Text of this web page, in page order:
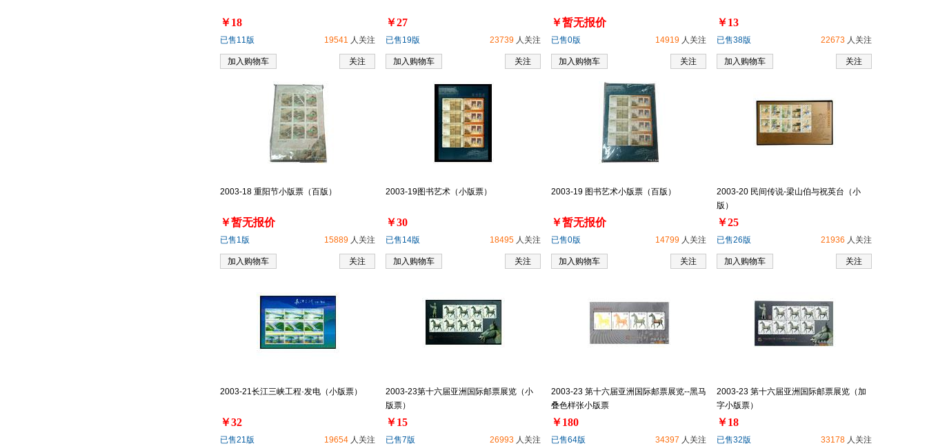
￥18
19541 人关注
已售11版
关注
加入购物车
￥27
23739 人关注
已售19版
关注
加入购物车
￥暂无报价
14919 人关注
已售0版
关注
加入购物车
￥13
22673 人关注
已售38版
关注
加入购物车
2003-18 重阳节小版票（百版）
￥暂无报价
15889 人关注
已售1版
关注
加入购物车
2003-19图书艺术（小版票）
￥30
18495 人关注
已售14版
关注
加入购物车
2003-19 图书艺术小版票（百版）
￥暂无报价
14799 人关注
已售0版
关注
加入购物车
2003-20 民间传说-梁山伯与祝英台（小
版）
￥25
21936 人关注
已售26版
关注
加入购物车
2003-21长江三峡工程·发电（小版票）
￥32
19654 人关注
已售21版
2003-23第十六届亚洲国际邮票展览（小
版票）
￥15
26993 人关注
已售7版
2003-23 第十六届亚洲国际邮票展览--黑马
叠色样张小版票
￥180
34397 人关注
已售64版
2003-23 第十六届亚洲国际邮票展览（加
字小版票）
￥18
33178 人关注
已售32版